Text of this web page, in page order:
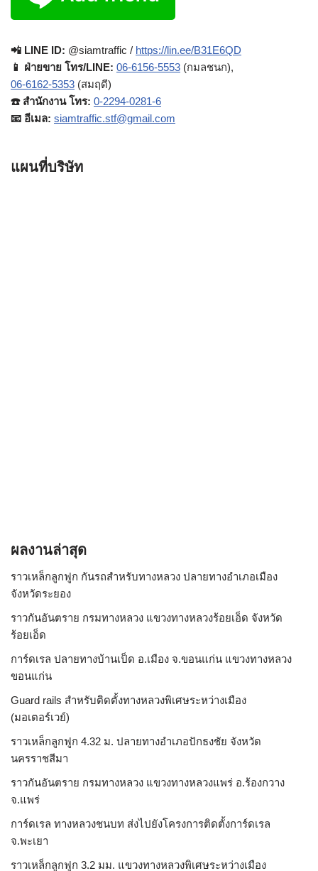
📲 LINE ID: @siamtraffic / https://lin.ee/B31E6QD
📱 ฝ่ายขาย โทร/LINE: 06-6156-5553 (กมลชนก),
06-6162-5353 (สมฤดี)
☎️ สำนักงาน โทร: 0-2294-0281-6
📧 อีเมล: siamtraffic.stf@gmail.com
แผนที่บริษัท
ผลงานล่าสุด
ราวเหล็กลูกฟูก กันรถสําหรับทางหลวง ปลายทางอำเภอเมือง
จังหวัดระยอง
ราวกันอันตราย กรมทางหลวง แขวงทางหลวงร้อยเอ็ด จังหวัด
ร้อยเอ็ด
การ์ดเรล ปลายทางบ้านเป็ด อ.เมือง จ.ขอนแก่น แขวงทางหลวง
ขอนแก่น
Guard rails สำหรับติดตั้งทางหลวงพิเศษระหว่างเมือง
(มอเตอร์เวย์)
ราวเหล็กลูกฟูก 4.32 ม. ปลายทางอำเภอปักธงชัย จังหวัด
นครราชสีมา
ราวกันอันตราย กรมทางหลวง แขวงทางหลวงแพร่ อ.ร้องกวาง
จ.แพร่
การ์ดเรล ทางหลวงชนบท ส่งไปยังโครงการติดตั้งการ์ดเรล
จ.พะเยา
ราวเหล็กลูกฟูก 3.2 มม. แขวงทางหลวงพิเศษระหว่างเมือง